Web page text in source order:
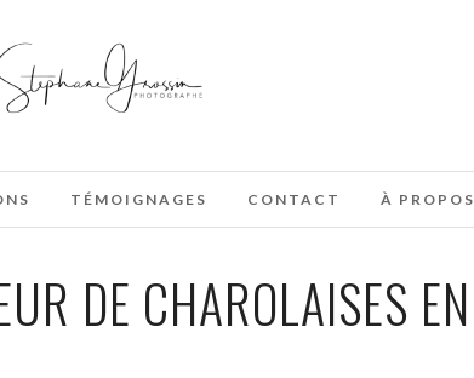
TÉMOIGNAGES CONTACT À PROPOS
DE CHAROLAISES